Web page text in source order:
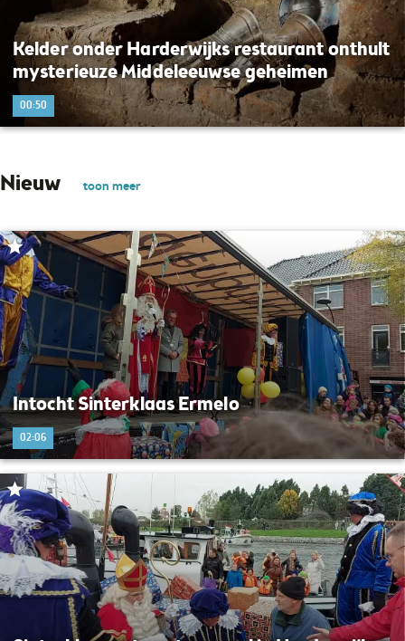
Kelder onder Harderwijks restaurant onthult
mysterieuze Middeleeuwse geheimen
00:50
Nieuw toon meer
Intocht Sinterklaas Ermelo
02:06